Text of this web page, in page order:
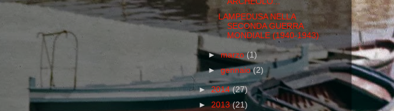
LAMPEDUSA NELLA
SECONDA GUERRA
MONDIALE (1940-1943)
►marzo(1)
►gennaio(2)
►2014(27)
►2013(21)